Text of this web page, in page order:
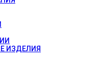
ИЗДЕЛИЯ